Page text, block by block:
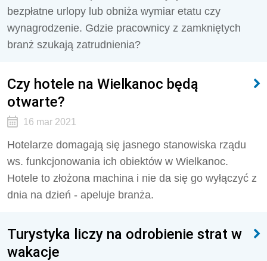
bezpłatne urlopy lub obniża wymiar etatu czy
wynagrodzenie. Gdzie pracownicy z zamkniętych
branż szukają zatrudnienia?
Czy hotele na Wielkanoc będą
otwarte?
16 mar 2021
Hotelarze domagają się jasnego stanowiska rządu
ws. funkcjonowania ich obiektów w Wielkanoc.
Hotele to złożona machina i nie da się go wyłączyć z
dnia na dzień - apeluje branża.
Turystyka liczy na odrobienie strat w
wakacje